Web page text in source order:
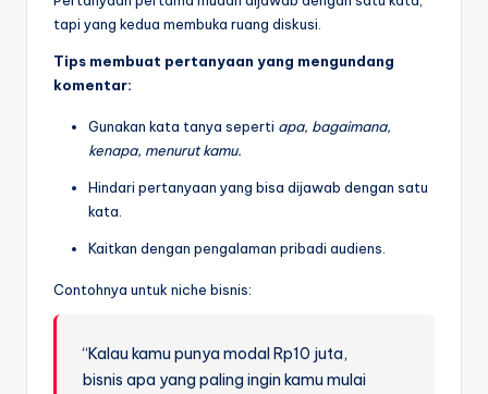
tapi yang kedua membuka ruang diskusi.
Tips membuat pertanyaan yang mengundang
komentar:
Gunakan kata tanya seperti apa, bagaimana,
kenapa, menurut kamu.
Hindari pertanyaan yang bisa dijawab dengan satu
kata.
Kaitkan dengan pengalaman pribadi audiens.
Contohnya untuk niche bisnis:
“Kalau kamu punya modal Rp10 juta,
bisnis apa yang paling ingin kamu mulai